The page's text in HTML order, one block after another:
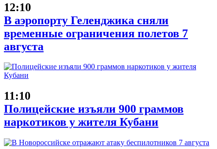
12:10
В аэропорту Геленджика сняли
временные ограничения полетов 7
августа
11:10
Полицейские изъяли 900 граммов
наркотиков у жителя Кубани